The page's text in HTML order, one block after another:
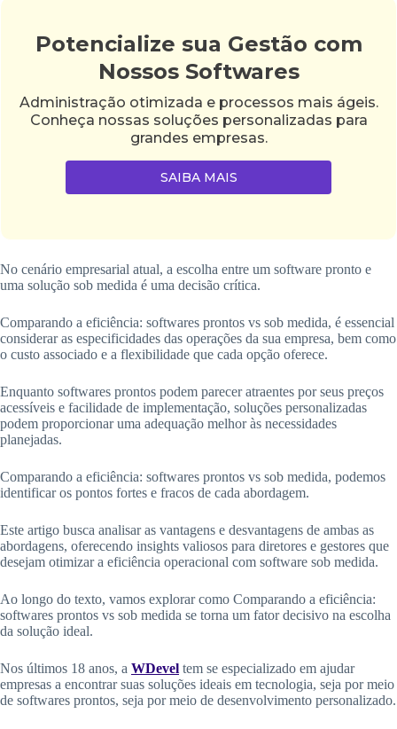
Potencialize sua Gestão com
Nossos Softwares
Administração otimizada e processos mais ágeis.
Conheça nossas soluções personalizadas para
grandes empresas.
SAIBA MAIS
No cenário empresarial atual, a escolha entre um software pronto e
uma solução sob medida é uma decisão crítica.
Comparando a eficiência: softwares prontos vs sob medida, é essencial
considerar as especificidades das operações da sua empresa, bem como
o custo associado e a flexibilidade que cada opção oferece.
Enquanto softwares prontos podem parecer atraentes por seus preços
acessíveis e facilidade de implementação, soluções personalizadas
podem proporcionar uma adequação melhor às necessidades
planejadas.
Comparando a eficiência: softwares prontos vs sob medida, podemos
identificar os pontos fortes e fracos de cada abordagem.
Este artigo busca analisar as vantagens e desvantagens de ambas as
abordagens, oferecendo insights valiosos para diretores e gestores que
desejam otimizar a eficiência operacional com software sob medida.
Ao longo do texto, vamos explorar como Comparando a eficiência:
softwares prontos vs sob medida se torna um fator decisivo na escolha
da solução ideal.
Nos últimos 18 anos, a WDevel tem se especializado em ajudar
empresas a encontrar suas soluções ideais em tecnologia, seja por meio
de softwares prontos, seja por meio de desenvolvimento personalizado.